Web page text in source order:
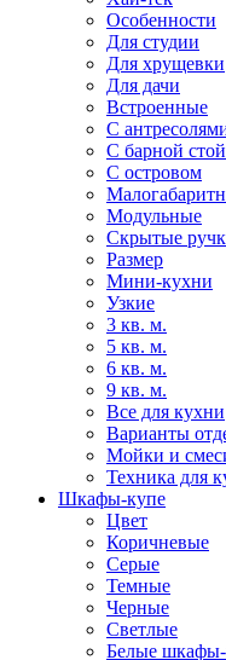
Особенности
Для студии
Для хрущевки
Для дачи
Встроенные
С
С барной
С островом
Модульные
Скрытые
Размер
Мини-кухни
Узкие
3 кв. м.
5 кв. м.
6 кв. м.
9 кв. м.
Все для кухни
Варианты
Мойки и
Техника для
Шкафы-купе
Цвет
Коричневые
Серые
Темные
Черные
Светлые
Белые